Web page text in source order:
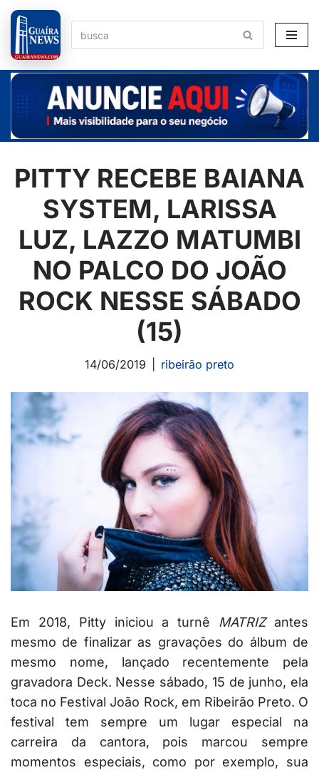
Pular
para
o
conteúdo
PITTY RECEBE BAIANA
SYSTEM, LARISSA
LUZ, LAZZO MATUMBI
NO PALCO DO JOÃO
ROCK NESSE SÁBADO
(15)
14/06/2019 ribeirão preto
Em 2018, Pitty iniciou a turnê MATRIZantes
mesmo de finalizar as gravações do álbum de
mesmo nome, lançado recentemente pela
gravadora Deck. Nesse sábado, 15 de junho, ela
toca no Festival João Rock, em Ribeirão Preto. O
festival tem sempre um lugar especial na
carreira da cantora, pois marcou sempre
momentos especiais, como por exemplo, sua